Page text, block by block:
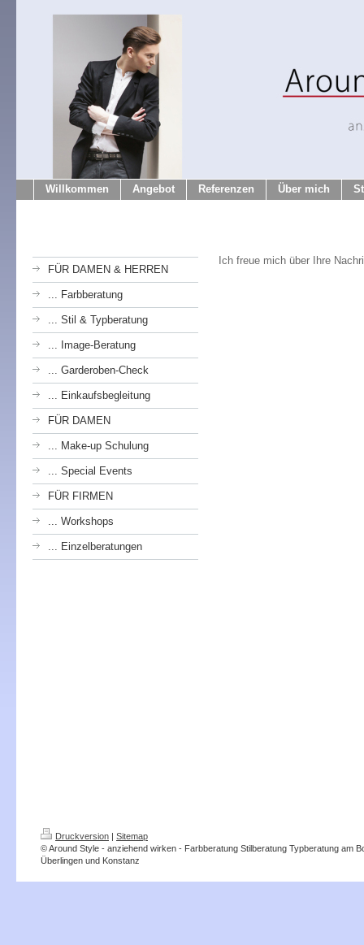
Willkommen Angebot Referenzen Über mich
FÜR DAMEN & HERREN
... Farbberatung
... Stil & Typberatung
... Image-Beratung
... Garderoben-Check
... Einkaufsbegleitung
FÜR DAMEN
... Make-up Schulung
... Special Events
FÜR FIRMEN
... Workshops
... Einzelberatungen
Ich freue mich über Ihre
Druckversion | Sitemap
© Around Style - anziehend wirken - Farbberatung Stilberatung Typberatung am
Überlingen und Konstanz